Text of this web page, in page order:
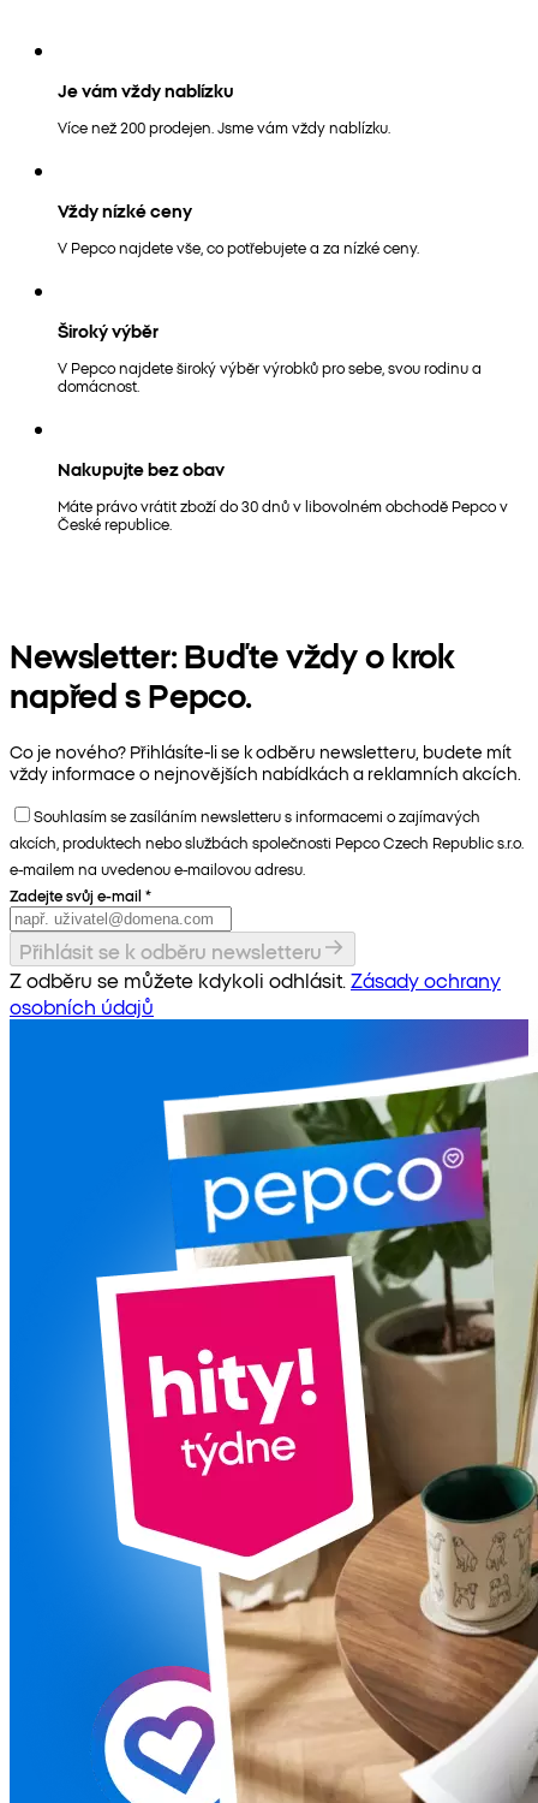
Je vám vždy nablízku
Více než 200 prodejen. Jsme vám vždy nablízku.
Vždy nízké ceny
V Pepco najdete vše, co potřebujete a za nízké ceny.
Široký výběr
V Pepco najdete široký výběr výrobků pro sebe, svou rodinu a
domácnost.
Nakupujte bez obav
Máte právo vrátit zboží do 30 dnů v libovolném obchodě Pepco v
České republice.
Newsletter: Buďte vždy o krok
napřed s Pepco.
Co je nového? Přihlásíte-li se k odběru newsletteru, budete mít
vždy informace o nejnovějších nabídkách a reklamních akcích.
Souhlasím se zasíláním newsletteru s informacemi o zajímavých
akcích, produktech nebo službách společnosti Pepco Czech Republic s.r.o.
e-mailem na uvedenou e-mailovou adresu.
Zadejte svůj e-mail *
Přihlásit se k odběru newsletteru
Z odběru se můžete kdykoli odhlásit. Zásady ochrany
osobních údajů